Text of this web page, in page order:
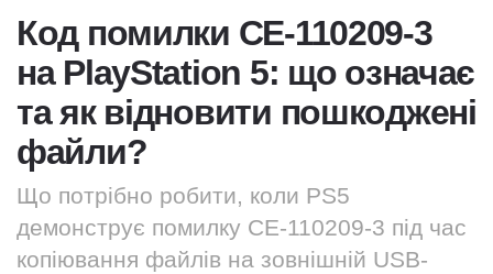
Код помилки CE-110209-3
на PlayStation 5: що означає
та як відновити пошкоджені
файли?
Що потрібно робити, коли PS5
демонструє помилку CE-110209-3 під час
копіювання файлів на зовнішній USB-